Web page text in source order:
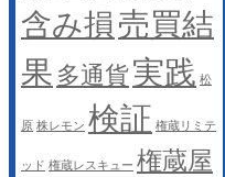
含み損売買結
果 多通貨実践 松
原 株レモン 検証 権蔵リミテ
ッド 権蔵レスキュー 権蔵屋